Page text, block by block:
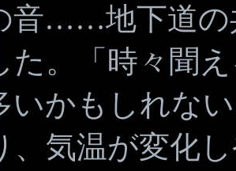
音……地下道
た。「時々聞
いかもしれな
、気温が変化